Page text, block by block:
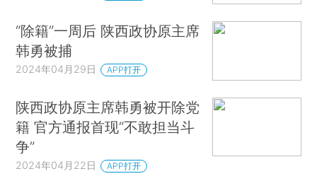
“除籍”一周后 陕西政协原主席
韩勇被捕
2024年04月29日 APP打开
陕西政协原主席韩勇被开除党
籍 官方通报首现“不敢担当斗
争”
2024年04月22日 APP打开